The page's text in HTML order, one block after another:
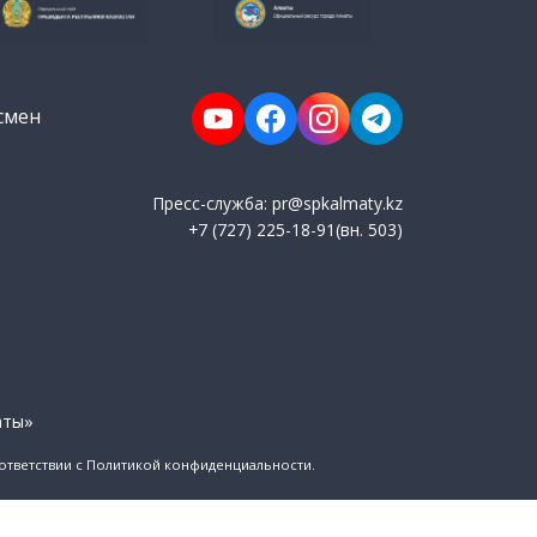
Пресс-служба: pr@spkalmaty.kz
+7 (727) 225-18-91(вн. 503)
с Политикой конфиденциальности.